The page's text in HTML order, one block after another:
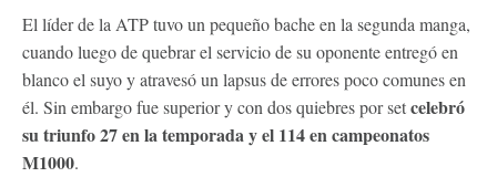
El líder de la ATP tuvo un pequeño bache en la segunda manga,
cuando luego de quebrar el servicio de su oponente entregó en
blanco el suyo y atravesó un lapsus de errores poco comunes en
él. Sin embargo fue superior y con dos quiebres por setcelebró
su triunfo 27 en la temporada y el 114 en campeonatos
M1000.